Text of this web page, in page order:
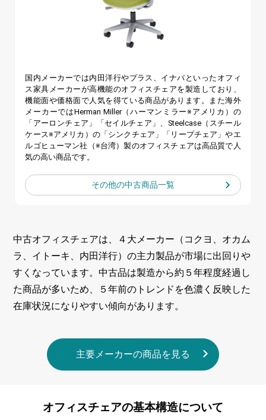
国内メーカーでは内田洋行やプラス、イナバといったオフィ
ス家具メーカーが高機能のオフィスチェアを製造しており、
機能面や価格面で人気を得ている商品があります。また海外
メーカーではHerman Miller（ハーマンミラー※アメリカ）の
「アーロンチェア」「セイルチェア」、Steelcase（スチール
ケース※アメリカ）の「シンクチェア」「リープチェア」やエ
ルゴヒューマン社（※台湾）製のオフィスチェアは高品質で人
気の高い商品です。
その他の中古商品一覧
中古オフィスチェアは、４大メーカー（コクヨ、オカム
ラ、イトーキ、内田洋行）の主力製品が市場に出回りや
すくなっています。中古品は製造から約５年程度経過し
た商品が多いため、５年前のトレンドを色濃く反映した
在庫状況になりやすい傾向があります。
主要メーカーの商品を見る
オフィスチェアの基本構造について